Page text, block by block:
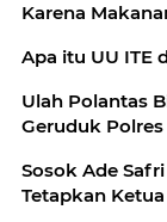
Karena
Apa itu UU ITE
Ulah Polantas
Geruduk
Sosok Ade